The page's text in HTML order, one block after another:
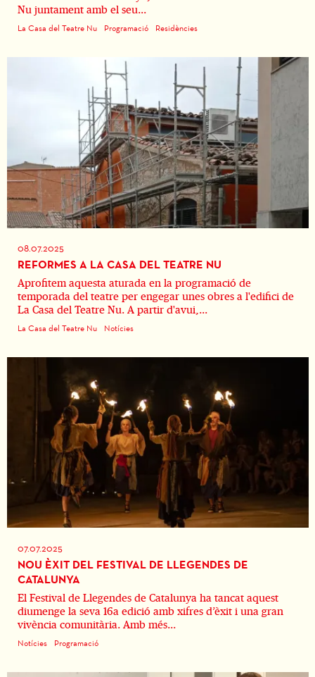
Nu juntament amb el seu...
La Casa del Teatre Nu Programació Residències
08.07.2025
REFORMES A LA CASA DEL TEATRE NU
Aprofitem aquesta aturada en la programació de
temporada del teatre per engegar unes obres a l'edifici de
La Casa del Teatre Nu. A partir d'avui,...
La Casa del Teatre Nu Notícies
07.07.2025
NOU ÈXIT DEL FESTIVAL DE LLEGENDES DE
CATALUNYA
El Festival de Llegendes de Catalunya ha tancat aquest
diumenge la seva 16a edició amb xifres d’èxit i una gran
vivència comunitària. Amb més...
Notícies Programació